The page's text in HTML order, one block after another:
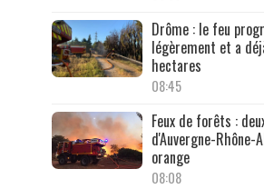
Drôme : le feu
légèrement et a
hectares
08:45
Feux de forêts :
d'Auvergne-Rhône-
orange
08:08